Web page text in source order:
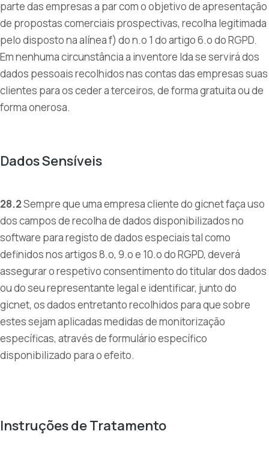
parte das empresas a par com o objetivo de apresentação
de propostas comerciais prospectivas, recolha legitimada
pelo disposto na alínea f) do n.o 1 do artigo 6.o do RGPD.
Em nenhuma circunstância a inventore lda se servirá dos
dados pessoais recolhidos nas contas das empresas suas
clientes para os ceder a terceiros, de forma gratuita ou de
forma onerosa.
Dados Sensíveis
28.2Sempre que uma empresa cliente do gicnet faça uso
dos campos de recolha de dados disponibilizados no
software para registo de dados especiais tal como
definidos nos artigos 8.o, 9.o e 10.o do RGPD, deverá
assegurar o respetivo consentimento do titular dos dados
ou do seu representante legal e identificar, junto do
gicnet, os dados entretanto recolhidos para que sobre
estes sejam aplicadas medidas de monitorização
específicas, através de formulário específico
disponibilizado para o efeito.
Instruções de Tratamento